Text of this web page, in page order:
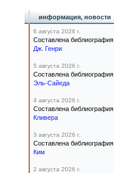
информация, новости
6 августа 2026 г.
Составлена библиография
Дж. Генри
5 августа 2026 г.
Составлена библиография
Эль-Сайеда
4 августа 2026 г.
Составлена библиография
Кливера
3 августа 2026 г.
Составлена библиография
Ким
2 августа 2026 г.